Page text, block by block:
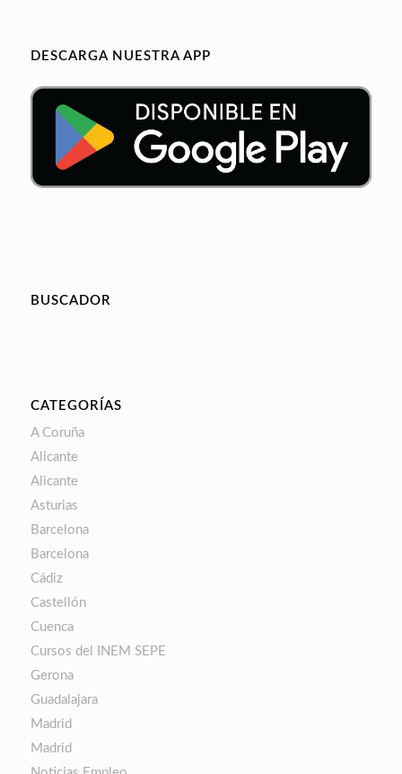
DESCARGA NUESTRA APP
BUSCADOR
CATEGORÍAS
A Coruña
Alicante
Alicante
Asturias
Barcelona
Barcelona
Cádiz
Castellón
Cuenca
Cursos del INEM SEPE
Gerona
Guadalajara
Madrid
Madrid